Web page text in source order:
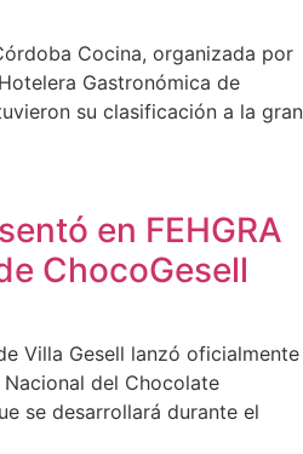
Cocina, organizada por
Gastronómica de
su clasificación a la gran
en FEHGRA
ChocoGesell
Villa Gesell lanzó oficialmente
del Chocolate
se desarrollará durante el